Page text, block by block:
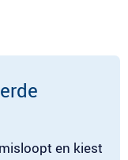
en kiest